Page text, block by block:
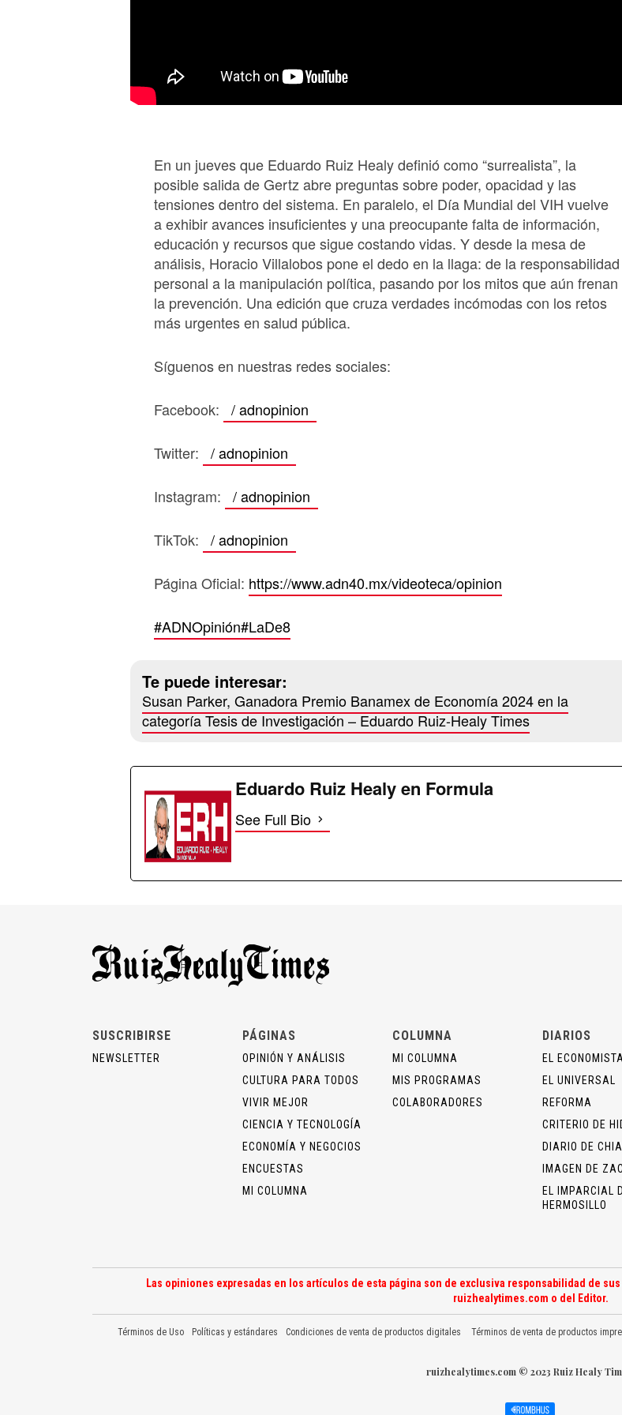
En un jueves que Eduardo Ruiz Healy definió como “surrealista”, la
posible salida de Gertz abre preguntas sobre poder, opacidad y las
tensiones dentro del sistema. En paralelo, el Día Mundial del VIH vuelve
a exhibir avances insuficientes y una preocupante falta de información,
educación y recursos que sigue costando vidas. Y desde la mesa de
análisis, Horacio Villalobos pone el dedo en la llaga: de la responsabilidad
personal a la manipulación política, pasando por los mitos que aún frenan
la prevención. Una edición que cruza verdades incómodas con los retos
más urgentes en salud pública.
Síguenos en nuestras redes sociales:
Facebook: / adnopinion
Twitter: / adnopinion
Instagram: / adnopinion
TikTok: / adnopinion
Página Oficial: https://www.adn40.mx/videoteca/opinion
#ADNOpinión#LaDe8
Te puede interesar:
Susan Parker, Ganadora Premio Banamex de Economía 2024 en la
categoría Tesis de Investigación – Eduardo Ruiz-Healy Times
Eduardo Ruiz Healy en Formula
See Full Bio
SUSCRIBIRSE
NEWSLETTER
PÁGINAS
OPINIÓN Y ANÁLISIS
CULTURA PARA TODOS
VIVIR MEJOR
CIENCIA Y TECNOLOGÍA
ECONOMÍA Y NEGOCIOS
ENCUESTAS
MI COLUMNA
COLUMNA
MI COLUMNA
MIS PROGRAMAS
COLABORADORES
DIARIOS
EL
EL UNIVERSAL
REFORMA
CRITERIO DE
DIARIO DE
IMAGEN DE
EL IMPARCIAL
HERMOSILLO
Las opiniones expresadas en los artículos de esta página son de exclusiva responsabilidad de
ruizhealytimes.com o del Editor.
Términos de Uso Políticas y estándares Condiciones de venta de productos digitales Términos de venta de productos
ruizhealytimes.com © 2023 Ruiz Healy